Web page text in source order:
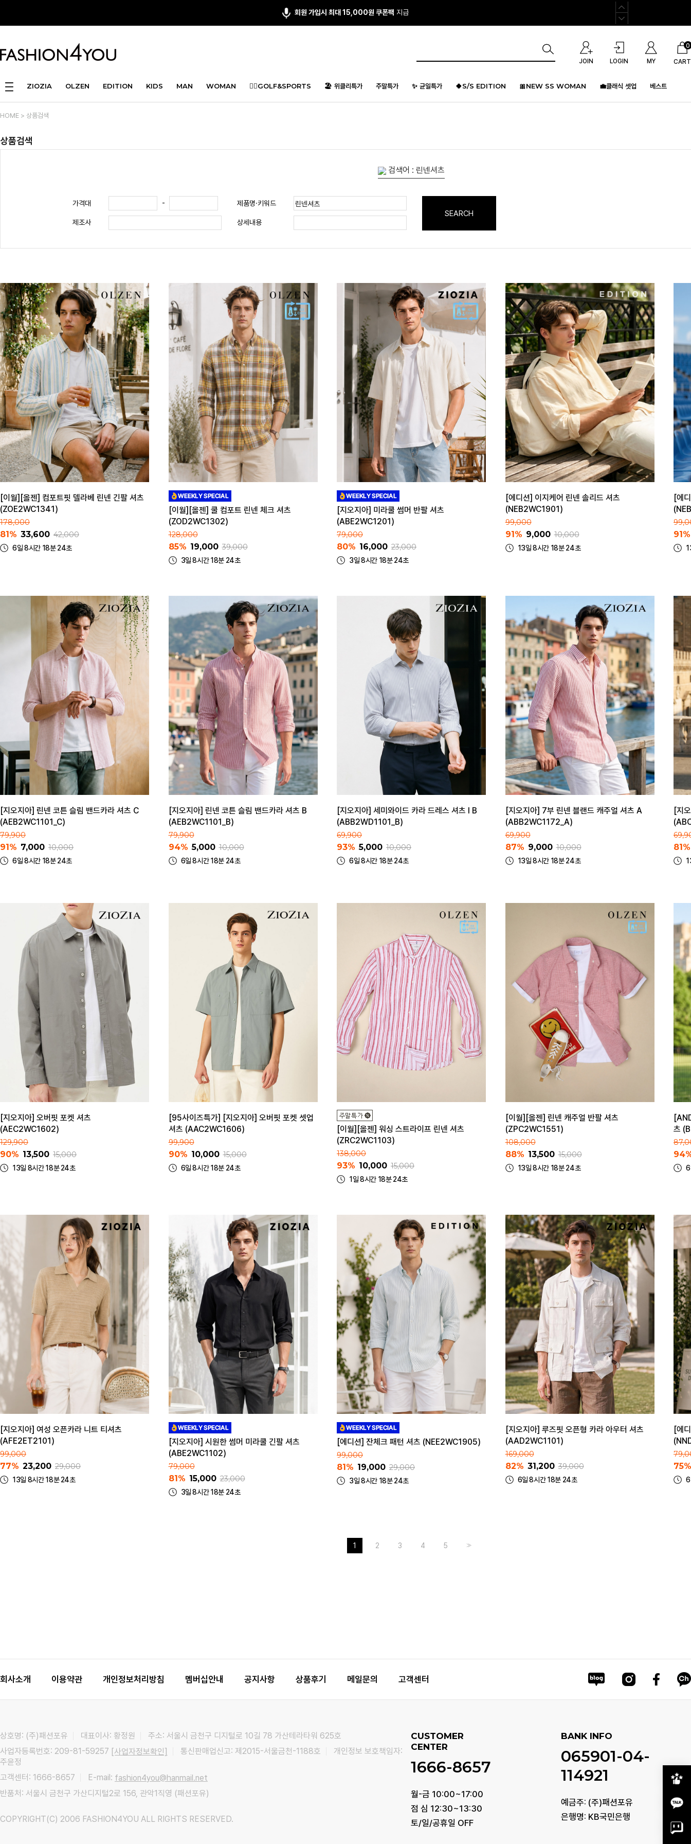
회원 가입시 최대 15,000원 쿠폰팩 지급
JOIN LOGIN MY CART
0
ZIOZIA OLZEN EDITION KIDS MAN WOMAN 🏌️‍♂️GOLF&SPORTS 🏖️ 위클리특가 주말특가 ✨ 균일특가 🍀S/S EDITION 🎀NEW SS WOMAN 💼클래식 셋업 베스트
HOME > 상품검색
상품검색
검색어 : 린넨셔츠
가격대 - 제품명·키워드
SEARCH
제조사 상세내용
[이월][올젠] 컴포트핏 델라베 린넨 긴팔 셔츠
(ZOE2WC1341)
178,000
81% 33,600 42,000
6일 8시간 18분 24초
[이월][올젠] 쿨 컴포트 린넨 체크 셔츠
(ZOD2WC1302)
128,000
85% 19,000 39,000
3일 8시간 18분 24초
[지오지아] 미라쿨 썸머 반팔 셔츠
(ABE2WC1201)
79,000
80% 16,000 23,000
3일 8시간 18분 24초
[에디션] 이지케어 린넨 솔리드 셔츠
(NEB2WC1901)
99,000
91% 9,000 10,000
13일 8시간 18분 24초
[에
91%
[지오지아] 린넨 코튼 슬림 밴드카라 셔츠 C
(AEB2WC1101_C)
79,900
91% 7,000 10,000
6일 8시간 18분 24초
[지오지아] 린넨 코튼 슬림 밴드카라 셔츠 B
(AEB2WC1101_B)
79,900
94% 5,000 10,000
6일 8시간 18분 24초
[지오지아] 세미와이드 카라 드레스 셔츠 I B
(ABB2WD1101_B)
69,900
93% 5,000 10,000
6일 8시간 18분 24초
[지오지아] 7부 린넨 블랜드 캐주얼 셔츠 A
(ABB2WC1172_A)
69,900
87% 9,000 10,000
13일 8시간 18분 24초
[지
81%
[지오지아] 오버핏 포켓 셔츠
(AEC2WC1602)
129,900
90% 13,500 15,000
13일 8시간 18분 24초
[95사이즈특가] [지오지아] 오버핏 포켓 셋업
셔츠 (AAC2WC1606)
99,900
90% 10,000 15,000
6일 8시간 18분 24초
[이월][올젠] 워싱 스트라이프 린넨 셔츠
(ZRC2WC1103)
138,000
93% 10,000 15,000
1일 8시간 18분 24초
[이월][올젠] 린넨 캐주얼 반팔 셔츠
(ZPC2WC1551)
108,000
88% 13,500 15,000
13일 8시간 18분 24초
츠
6
[지오지아] 여성 오픈카라 니트 티셔츠
(AFE2ET2101)
99,000
77% 23,200 29,000
13일 8시간 18분 24초
[지오지아] 시원한 썸머 미라쿨 긴팔 셔츠
(ABE2WC1102)
79,000
81% 15,000 23,000
3일 8시간 18분 24초
[에디션] 잔체크 패턴 셔츠 (NEE2WC1905)
99,000
81% 19,000 29,000
3일 8시간 18분 24초
[지오지아] 루즈핏 오픈형 카라 아우터 셔츠
(AAD2WC1101)
169,000
82% 31,200 39,000
6일 8시간 18분 24초
[에
75%
6
1 2 3 4 5 >>
회사소개 이용약관 개인정보처리방침 멤버십안내 공지사항 상품후기 메일문의 고객센터
상호명: (주)패션포유 대표이사: 황정원
주소: 서울시 금천구 디지털로 10길 78 가산테라타워 625호
사업자등록번호: 209-81-59257 [사업자정보확인] 통신판매업신고: 제2015-서울금천-1188호
개인정보 보호책임자:
주윤정
고객센터: 1666-8657
E-mail: fashion4you@hanmail.net
반품처: 서울시 금천구 가산디지털2로 156, 관악1직영 (패션포유)
COPYRIGHT(C) 2006 FASHION4YOU ALL RIGHTS RESERVED.
CUSTOMER
CENTER
1666-8657
월-금 10:00~17:00
점 심 12:30~13:30
토/일/공휴일 OFF
BANK INFO
065901-04-
114921
예금주: (주)패션포유
은행명: KB국민은행